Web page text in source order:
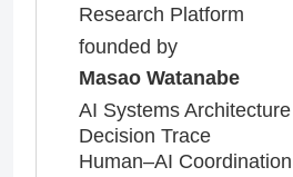
Research Platform
founded by
Masao Watanabe
AI Systems Architecture
Decision Trace
Human–AI Coordination